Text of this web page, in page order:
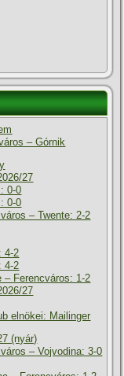
– Górnik
27
0-0
0-0
– Twente: 2-2
4-2
4-2
– Ferencváros: 1-2
27
elnökei: Mailinger
(nyár)
– Vojvodina: 3-0